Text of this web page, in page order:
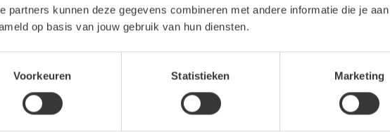
partners kunnen deze gegevens combineren met andere informatie die je
op basis van jouw gebruik van hun diensten.
Voorkeuren Statistieken Marketing
niet gewoon opzoeken op het internet?
is actief. In de masterclass Business Procesmanagement vraag
uit hun eigen organisatie aan. Dat geeft mij de kans
mee te geven.”